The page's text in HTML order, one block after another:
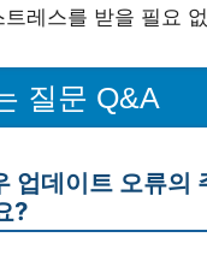
레스를 받을 필요
질문 Q&A
업데이트 오류의
?